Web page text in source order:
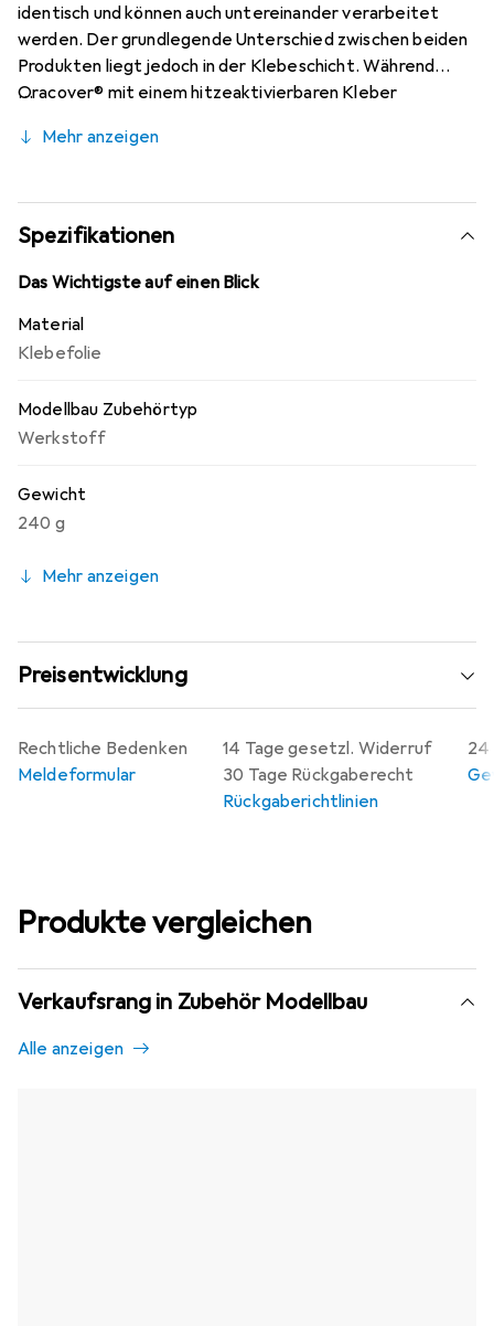
identisch und können auch untereinander verarbeitet
werden. Der grundlegende Unterschied zwischen beiden
Produkten liegt jedoch in der Klebeschicht. Während
Oracover® mit einem hitzeaktivierbaren Kleber
selbstklebenden Haftkleber. Das Orastick® Standard
grosser Beliebtheit erfreuen.
Mehr anzeigen
Spezifikationen
Das Wichtigste auf einen Blick
Material
Klebefolie
Modellbau Zubehörtyp
Werkstoff
Gewicht
240 g
Mehr anzeigen
Preisentwicklung
14 Tage gesetzl. Widerruf
30 Tage Rückgaberecht
Rückgaberichtlinien
24
Rechtliche Bedenken
Meldeformular
Produkte vergleichen
Verkaufsrang in Zubehör Modellbau
Alle anzeigen